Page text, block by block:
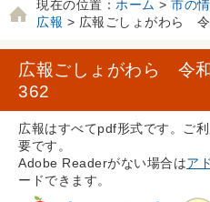
現在の位置： ホーム > 市の
広報 > 広報ごしょがわら
広報ごしょがわら 令
362
広報はすべてpdf形式です。ご
要です。
Adobe Readerがない場合はア
ードできます。